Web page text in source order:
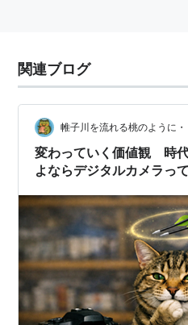
関連ブログ
帷子川を流れる桃のように
変わっていく価値観 時
よならデジタルカメラっ